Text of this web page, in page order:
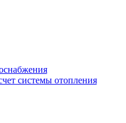
системы отопления